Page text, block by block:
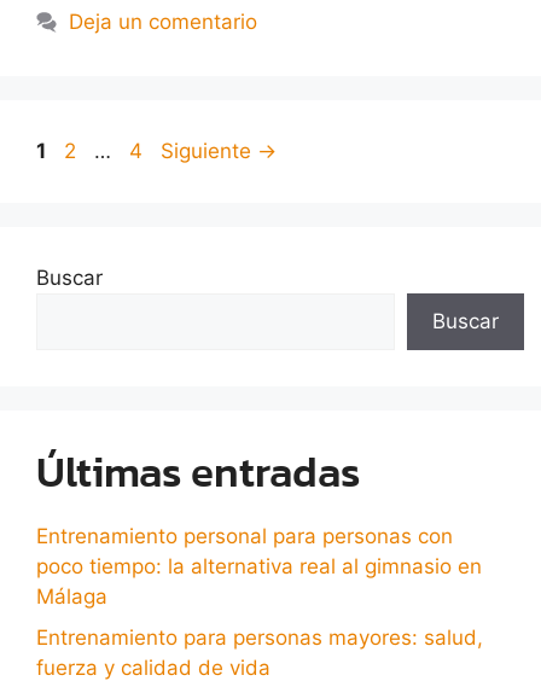
Deja un comentario
1 2 … 4 Siguiente →
Buscar
Buscar
Últimas entradas
Entrenamiento personal para personas con
poco tiempo: la alternativa real al gimnasio en
Málaga
Entrenamiento para personas mayores: salud,
fuerza y calidad de vida